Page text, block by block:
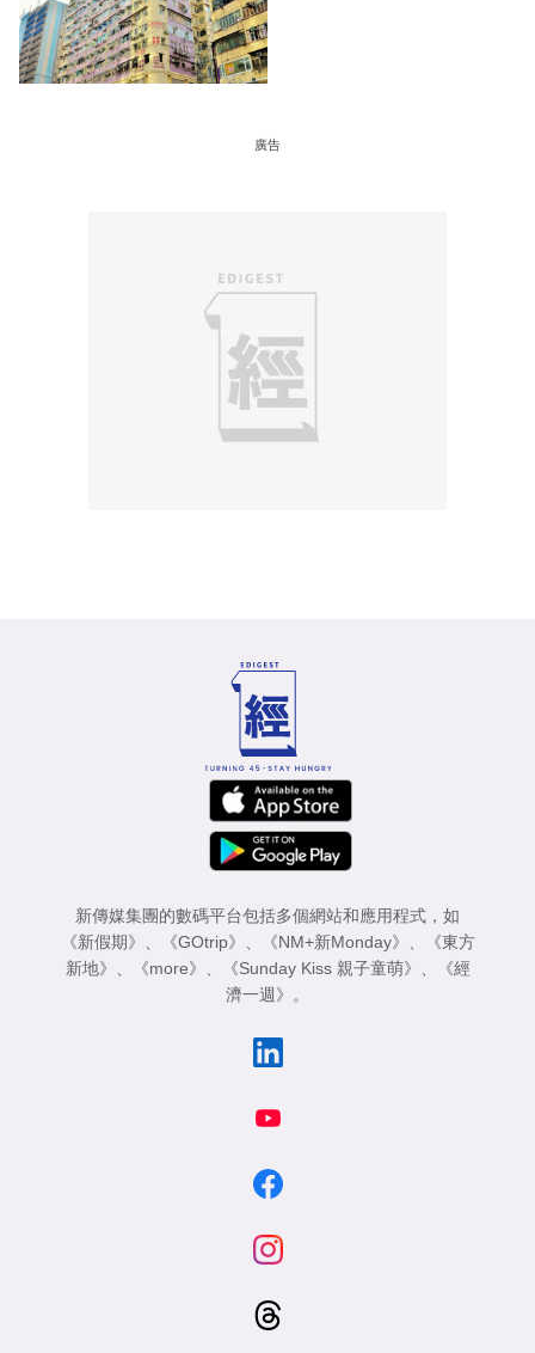
廣告
新傳媒集團的數碼平台包括多個網站和應用程式，如
《新假期》 、 《GOtrip》 、 《NM+新Monday》 、
《東方
新地》 、 《more》 、 《Sunday Kiss 親子童萌》 、
《經
濟一週》 。